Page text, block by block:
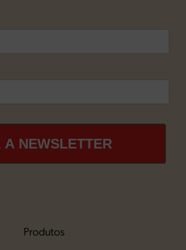
A NEWSLETTER
Produtos